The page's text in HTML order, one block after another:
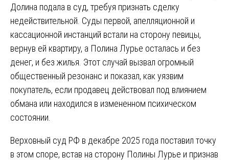
Долина подала в суд, требуя признать сделку
недействительной. Суды первой, апелляционной и
кассационной инстанций встали на сторону певицы,
вернув ей квартиру, а Полина Лурье осталась и без
денег, и без жилья. Этот случай вызвал огромный
общественный резонанс и показал, как уязвим
покупатель, если продавец действовал под влиянием
обмана или находился в измененном психическом
состоянии.
Верховный суд РФ в декабре 2025 года поставил точку
в этом споре, встав на сторону Полины Лурье и признав